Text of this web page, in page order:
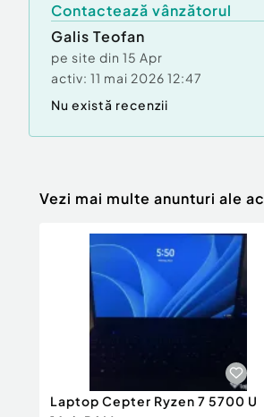
Contactează vânzătorul
Galis Teofan
pe site din 15 Apr
activ: 11 mai 2026 12:47
Nu există recenzii
Vezi mai multe anunturi ale
Laptop Cepter Ryzen 7 5700 U